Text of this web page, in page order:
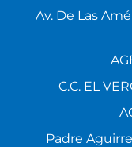
Av. De Las
C.C. EL
Padre